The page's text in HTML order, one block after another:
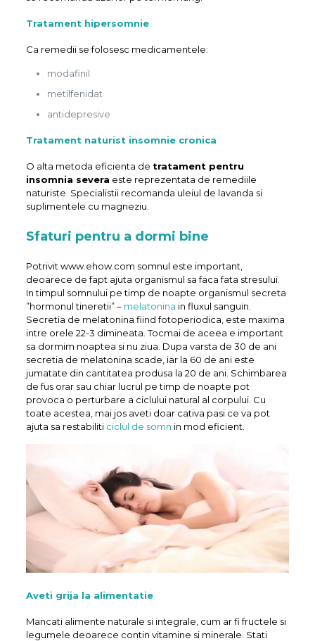
Tratament hipersomnie
Ca remedii se folosesc medicamentele:
modafinil
metilfenidat
antidepresive
Tratament naturist insomnie cronica
O alta metoda eficienta de tratament pentru
insomnia severa este reprezentata de remediile
naturiste. Specialistii recomanda uleiul de lavanda si
suplimentele cu magneziu.
Sfaturi pentru a dormi bine
Potrivit www.ehow.com somnul este important,
deoarece de fapt ajuta organismul sa faca fata stresului.
In timpul somnului pe timp de noapte organismul secreta
”hormonul tineretii” – melatonina in fluxul sanguin.
Secretia de melatonina fiind fotoperiodica, este maxima
intre orele 22-3 dimineata. Tocmai de aceea e important
sa dormim noaptea si nu ziua. Dupa varsta de 30 de ani
secretia de melatonina scade, iar la 60 de ani este
jumatate din cantitatea produsa la 20 de ani. Schimbarea
de fus orar sau chiar lucrul pe timp de noapte pot
provoca o perturbare a ciclului natural al corpului. Cu
toate acestea, mai jos aveti doar cativa pasi ce va pot
ajuta sa restabiliti ciclul de somn in mod eficient.
Aveti grija la alimentatie
Mancati alimente naturale si integrale, cum ar fi fructele si
legumele deoarece contin vitamine si minerale. Stati